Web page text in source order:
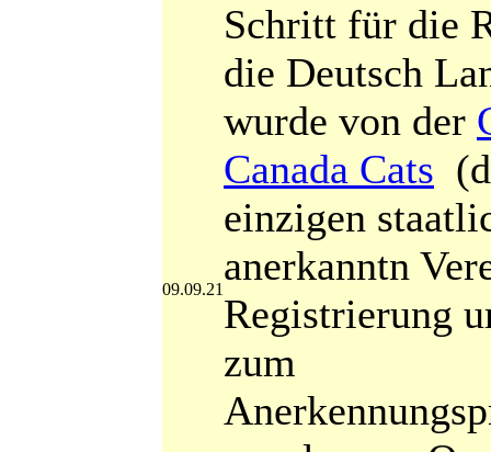
09.09.21
Schritt für die
die Deutsch
wurde von der
Canada Cats
einzigen
anerkanntn
Registrierung
zum